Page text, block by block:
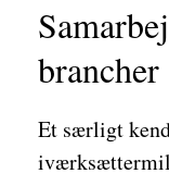
brancher
Et særligt